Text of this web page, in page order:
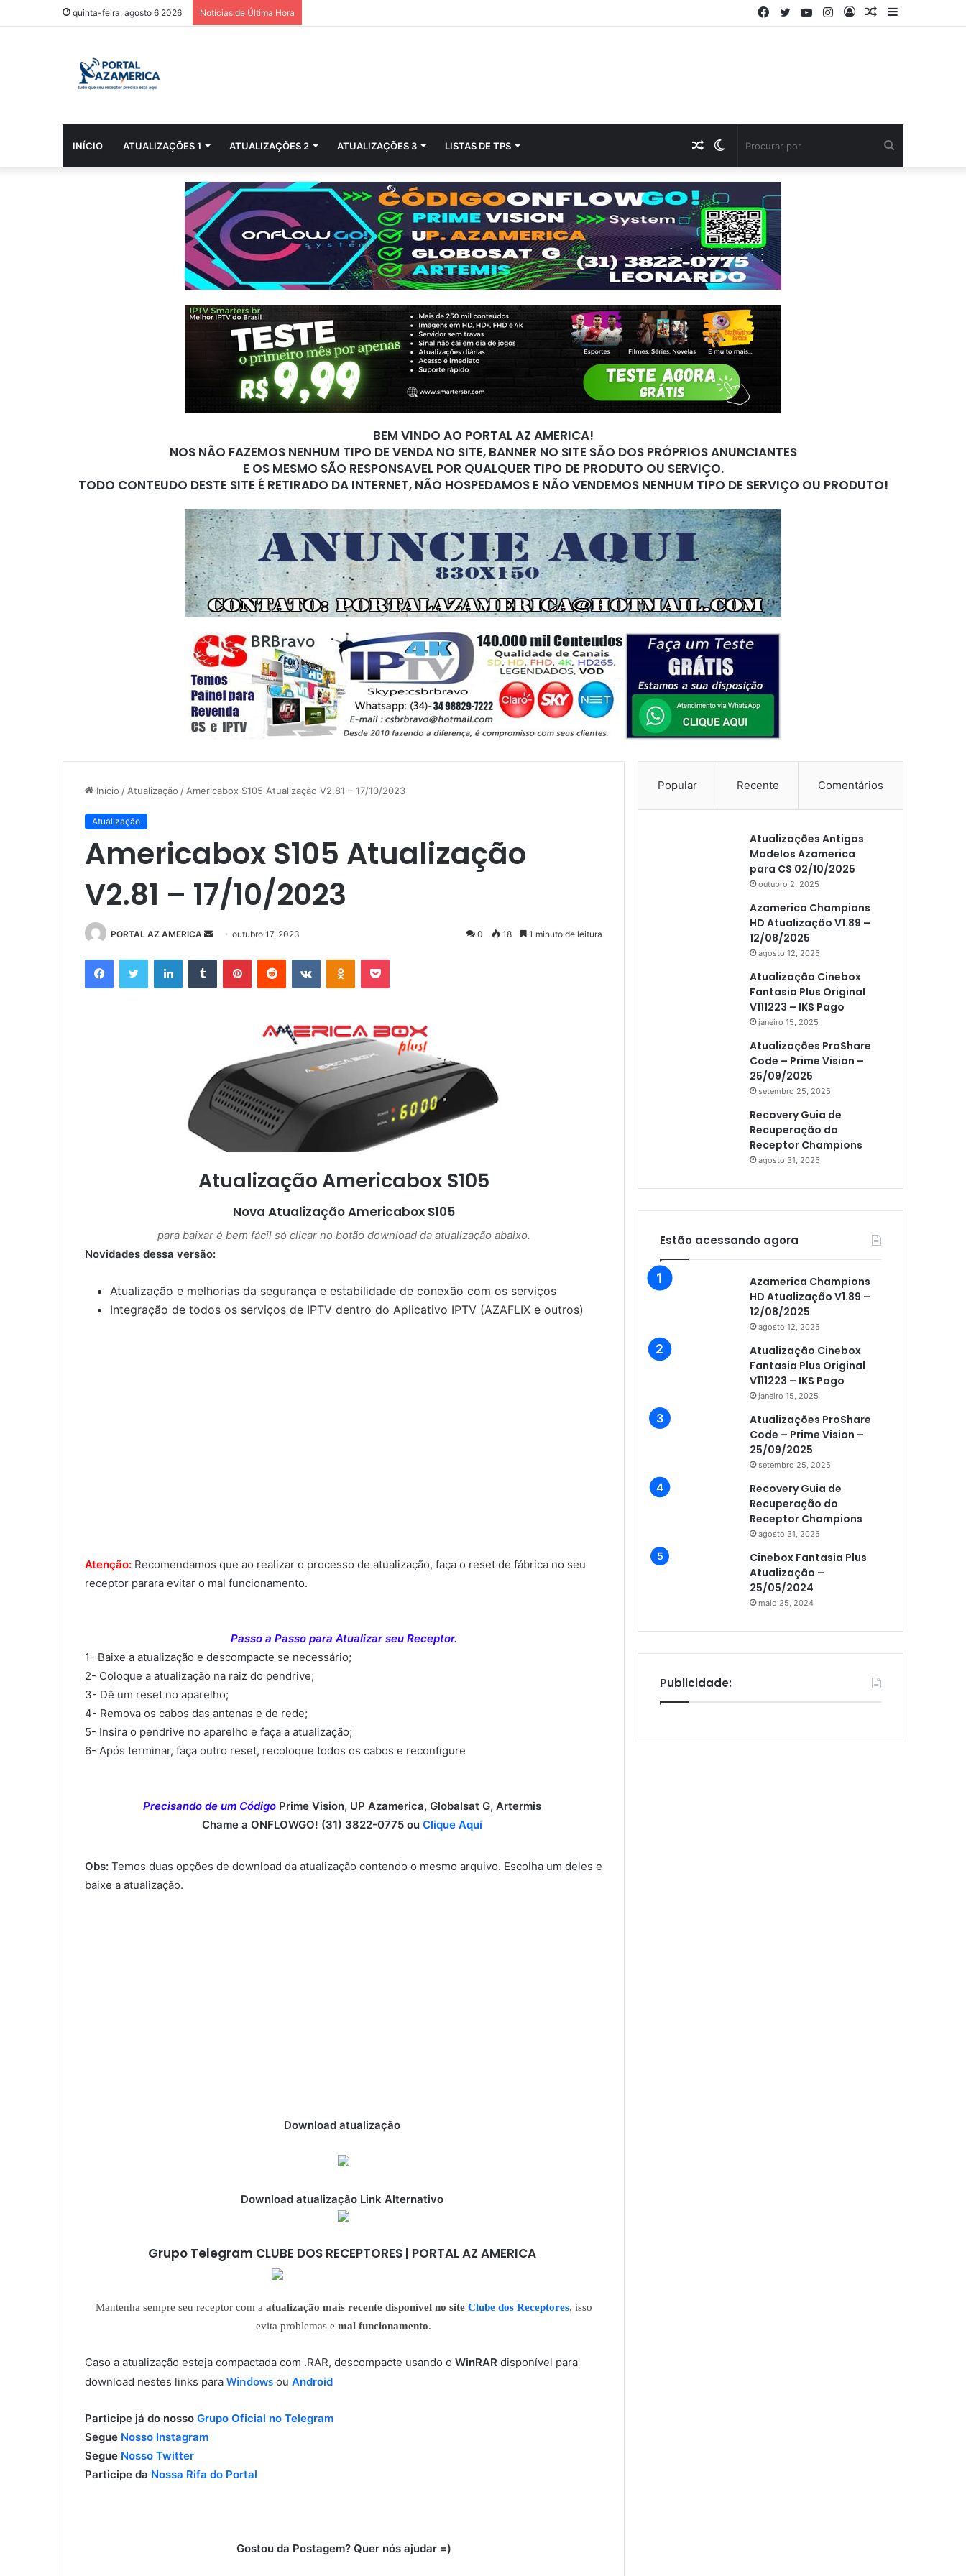
quinta-feira, agosto 6 2026 Notícias de Última Hora
Artigo
Entrar
Instagram
YouTube
Twitter
Facebook
INÍCIO ATUALIZAÇÕES 1 ATUALIZAÇÕES 2 ATUALIZAÇÕES 3 LISTAS DE TPS Switch
Artigo
aleatório
BEM VINDO AO PORTAL AZ AMERICA!
NOS NÃO FAZEMOS NENHUM TIPO DE VENDA NO SITE, BANNER NO SITE SÃO DOS PRÓPRIOS ANUNCIANTES
E OS MESMO SÃO RESPONSAVEL POR QUALQUER TIPO DE PRODUTO OU SERVIÇO.
TODO CONTEUDO DESTE SITE É RETIRADO DA INTERNET, NÃO HOSPEDAMOS E NÃO VENDEMOS NENHUM TIPO DE SERVIÇO OU PRODUTO!
Início / Atualização / Americabox S105 Atualização V2.81 – 17/10/2023
Atualização
Americabox S105 Atualização
V2.81 – 17/10/2023
PORTAL AZ AMERICA
d
-
m
a
l
outubro 17, 2023 0 18 1 minuto de leitura
Atualização Americabox S105
Nova AtualizaçãoAmericabox S105
para baixar é bem fácil só clicar no botão download da atualização abaixo.
Novidades dessa versão:
Atualização e melhorias da segurança e estabilidade de conexão com os serviços
Integração de todos os serviços de IPTV dentro do Aplicativo IPTV (AZAFLIX e outros)
Atenção: Recomendamos que ao realizar o processo de atualização, faça o reset de fábrica no seu
receptor parara evitar o mal funcionamento.
Passo a Passo para Atualizar seu Receptor.
1- Baixe a atualização e descompacte se necessário;
2- Coloque a atualização na raiz do pendrive;
3- Dê um reset no aparelho;
4- Remova os cabos das antenas e de rede;
5- Insira o pendrive no aparelho e faça a atualização;
6- Após terminar, faça outro reset, recoloque todos os cabos e reconfigure
Precisando de um Código Prime Vision, UP Azamerica, Globalsat G, Artermis
Chame a ONFLOWGO! (31) 3822-0775 ou Clique Aqui
Obs: Temos duas opções de download da atualização contendo o mesmo arquivo. Escolha um deles e
baixe a atualização.
Download atualização
Download atualização Link Alternativo
Grupo Telegram CLUBE DOS RECEPTORES | PORTAL AZ AMERICA
Mantenha sempre seu receptor com a atualização mais recente disponível no site Clube dos Receptores, isso
evita problemas e mal funcionamento.
Caso a atualização esteja compactada com .RAR, descompacte usando o WinRAR disponível para
download nestes links para Windows ou Android
Participe já do nosso Grupo Oficial no Telegram
Segue Nosso Instagram
Segue Nosso Twitter
Participe da Nossa Rifa do Portal
Gostou da Postagem? Quer nós ajudar =)
Popular Recente Comentários
Atualizações Antigas
Modelos Azamerica
para CS 02/10/2025
outubro 2, 2025
Azamerica Champions
HD Atualização V1.89 –
12/08/2025
agosto 12, 2025
Atualização Cinebox
Fantasia Plus Original
V111223 – IKS Pago
janeiro 15, 2025
Atualizações ProShare
Code – Prime Vision –
25/09/2025
setembro 25, 2025
Recovery Guia de
Recuperação do
Receptor Champions
agosto 31, 2025
Estão acessando agora
Azamerica Champions
HD Atualização V1.89 –
12/08/2025
agosto 12, 2025
Atualização Cinebox
Fantasia Plus Original
V111223 – IKS Pago
janeiro 15, 2025
Atualizações ProShare
Code – Prime Vision –
25/09/2025
setembro 25, 2025
Recovery Guia de
Recuperação do
Receptor Champions
agosto 31, 2025
Cinebox Fantasia Plus
Atualização –
25/05/2024
maio 25, 2024
Publicidade: